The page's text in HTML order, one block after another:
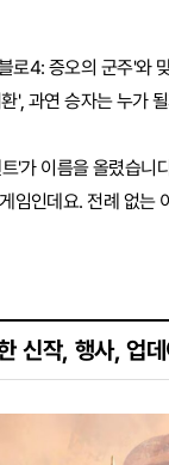
로4: 증오의 군주'와
', 과연 승자는 누가
'가 이름을 올렸습니
임인데요. 전례 없는
신작, 행사, 업